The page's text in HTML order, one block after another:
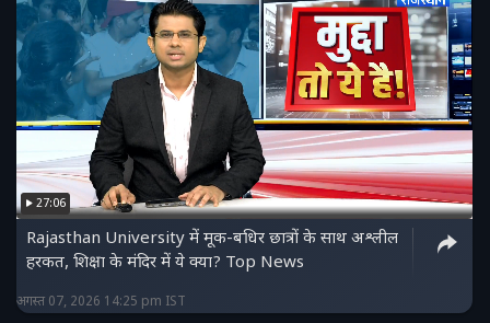
27:06
Rajasthan University में मूक-बधिर छात्रों के साथ अश्लील
हरकत, शिक्षा के मंदिर में ये क्या? Top News
अगस्त 07, 2026 14:25 pm IST